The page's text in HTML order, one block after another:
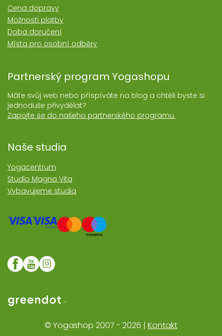
Cena dopravy
Možnosti platby
Doba doručení
Místa pro osobní odběry
Partnerský program Yogashopu
Máte svůj web nebo příspíváte na blog a chtěli byste si
jednoduše přivydělat?
Zapojte se do našeho partnerského programu.
Naše studia
Yogacentrum
Studio Magna Vita
Vybavujeme studia
Web realozoval Greendot
© Yogashop 2007 - 2026 | Kontakt